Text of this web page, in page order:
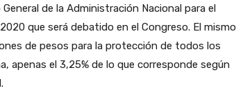
de la Administración Nacional para el
que será debatido en el Congreso. El mismo
de pesos para la protección de todos los
apenas el 3,25% de lo que corresponde según